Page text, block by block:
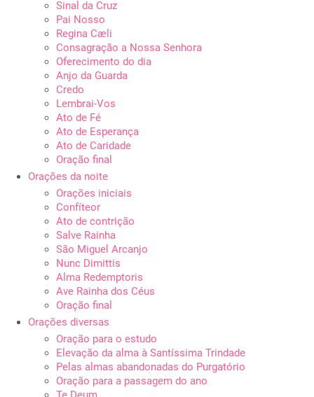
Sinal da Cruz
Pai Nosso
Regina Cæli
Consagração a Nossa Senhora
Oferecimento do dia
Anjo da Guarda
Credo
Lembrai-Vos
Ato de Fé
Ato de Esperança
Ato de Caridade
Oração final
Orações da noite
Orações iniciais
Confíteor
Ato de contrição
Salve Rainha
São Miguel Arcanjo
Nunc Dimittis
Alma Redemptoris
Ave Rainha dos Céus
Oração final
Orações diversas
Oração para o estudo
Elevação da alma à Santíssima Trindade
Pelas almas abandonadas do Purgatório
Oração para a passagem do ano